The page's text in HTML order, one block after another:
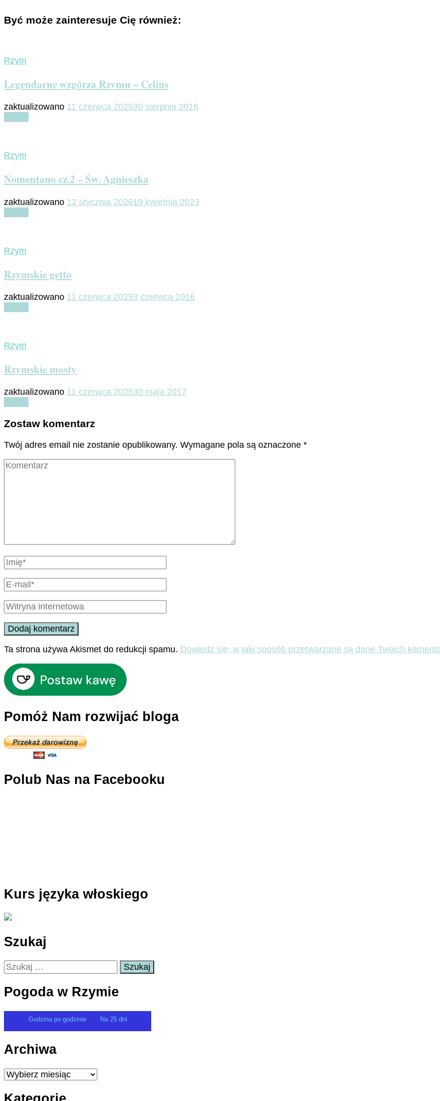
Być może zainteresuje Cię również:
Rzym
Legendarne wzgórza Rzymu – Celius
zaktualizowano 11 czerwca 202530 sierpnia 2016
Rzym
Nomentano cz.2 – Św. Agnieszka
zaktualizowano 12 stycznia 202619 kwietnia 2023
Rzym
Rzymskie getto
zaktualizowano 11 czerwca 20253 czerwca 2016
Rzym
Rzymskie mosty
zaktualizowano 11 czerwca 202530 maja 2017
Zostaw komentarz
Twój adres email nie zostanie opublikowany. Wymagane pola są oznaczone *
Ta strona używa Akismet do redukcji spamu. Dowiedz się, w jaki sposób przetwarzane są dane Twoich
Pomóż Nam rozwijać bloga
Polub Nas na Facebooku
Kurs języka włoskiego
Szukaj
Szukaj:
Pogoda w Rzymie
Godzina po godzinie Na 25 dni
Archiwa
Archiwa